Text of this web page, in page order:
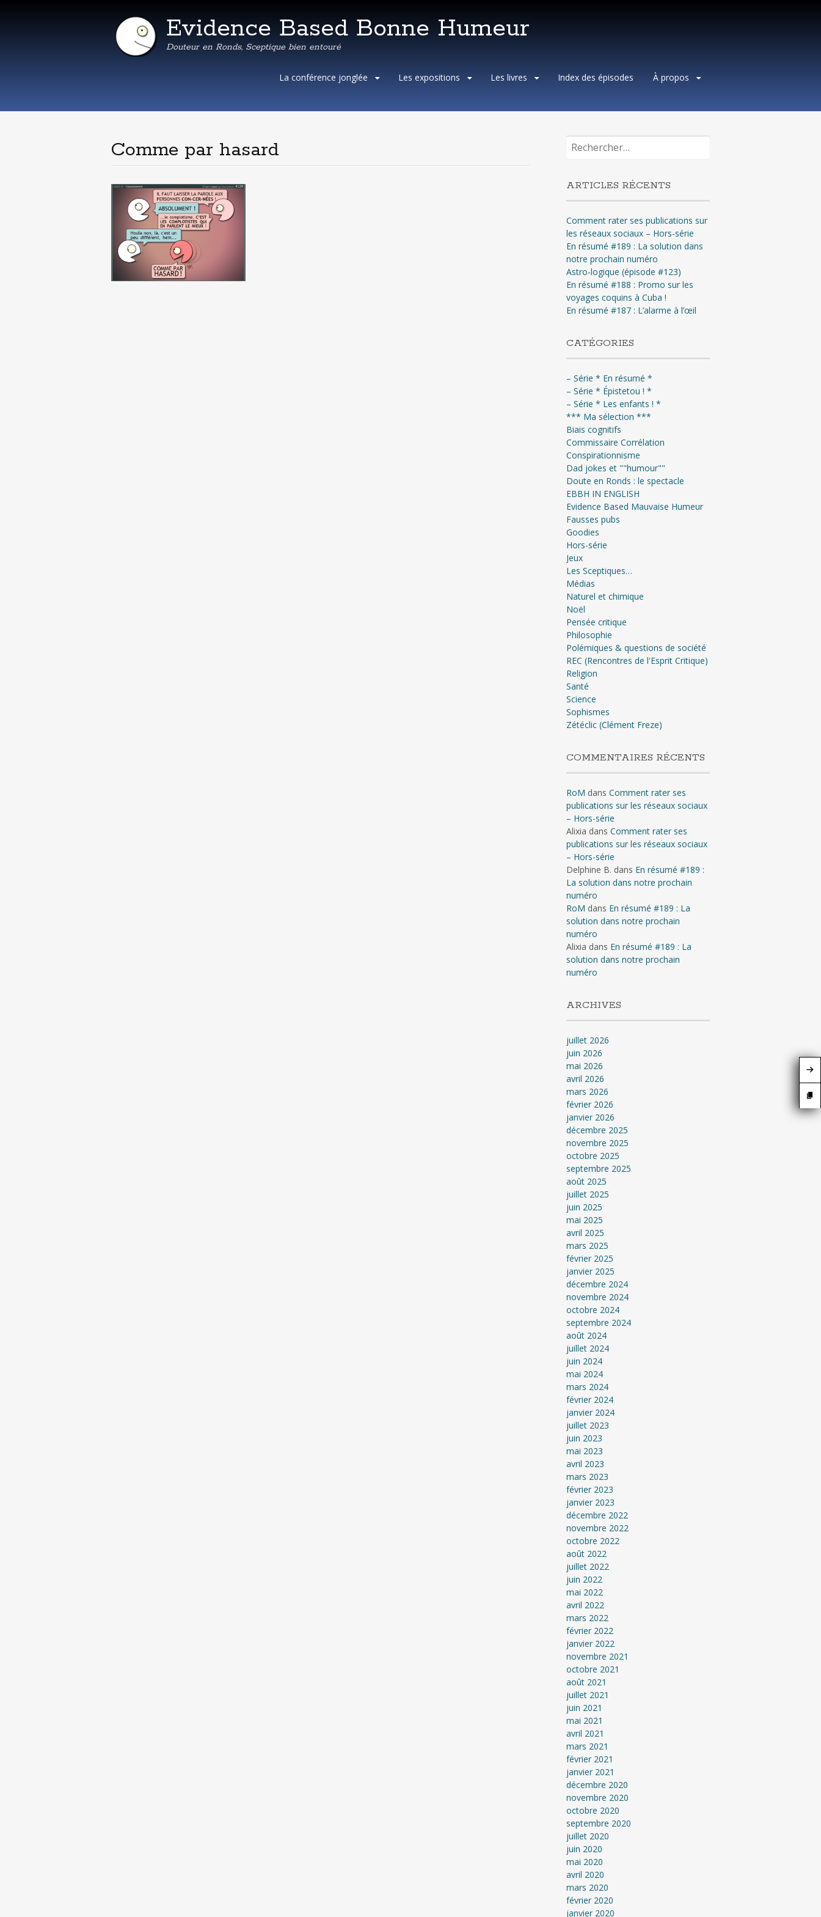
Evidence Based Bonne Humeur
Douteur en Ronds, Sceptique bien entouré
Aller
La conférence jonglée Les expositions Les livres Index des épisodes À propos
Comme par hasard Rechercher :
ARTICLES RÉCENTS
Comment rater ses publications sur
les réseaux sociaux – Hors-série
En résumé #189 : La solution dans
notre prochain numéro
Astro-logique (épisode #123)
En résumé #188 : Promo sur les
voyages coquins à Cuba !
En résumé #187 : L’alarme à l’œil
CATÉGORIES
– Série * En résumé *
– Série * Épistetou ! *
– Série * Les enfants ! *
*** Ma sélection ***
Biais cognitifs
Commissaire Corrélation
Conspirationnisme
Dad jokes et ""humour""
Doute en Ronds : le spectacle
EBBH IN ENGLISH
Evidence Based Mauvaise Humeur
Fausses pubs
Goodies
Hors-série
Jeux
Les Sceptiques…
Médias
Naturel et chimique
Noël
Pensée critique
Philosophie
Polémiques & questions de société
REC (Rencontres de l'Esprit Critique)
Religion
Santé
Science
Sophismes
Zétéclic (Clément Freze)
COMMENTAIRES RÉCENTS
RoM dans Comment rater ses
publications sur les réseaux sociaux
– Hors-série
Alixia dans Comment rater ses
publications sur les réseaux sociaux
– Hors-série
Delphine B. dans En résumé #189 :
La solution dans notre prochain
numéro
RoM dans En résumé #189 : La
solution dans notre prochain
numéro
Alixia dans En résumé #189 : La
solution dans notre prochain
numéro
ARCHIVES
juillet 2026
juin 2026
mai 2026
avril 2026
mars 2026
février 2026
janvier 2026
décembre 2025
novembre 2025
octobre 2025
septembre 2025
août 2025
juillet 2025
juin 2025
mai 2025
avril 2025
mars 2025
février 2025
janvier 2025
décembre 2024
novembre 2024
octobre 2024
septembre 2024
août 2024
juillet 2024
juin 2024
mai 2024
mars 2024
février 2024
janvier 2024
juillet 2023
juin 2023
mai 2023
avril 2023
mars 2023
février 2023
janvier 2023
décembre 2022
novembre 2022
octobre 2022
août 2022
juillet 2022
juin 2022
mai 2022
avril 2022
mars 2022
février 2022
janvier 2022
novembre 2021
octobre 2021
août 2021
juillet 2021
juin 2021
mai 2021
avril 2021
mars 2021
février 2021
janvier 2021
décembre 2020
novembre 2020
octobre 2020
septembre 2020
juillet 2020
juin 2020
mai 2020
avril 2020
mars 2020
février 2020
janvier 2020